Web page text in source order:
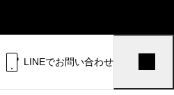
LINEでお問い合わせ